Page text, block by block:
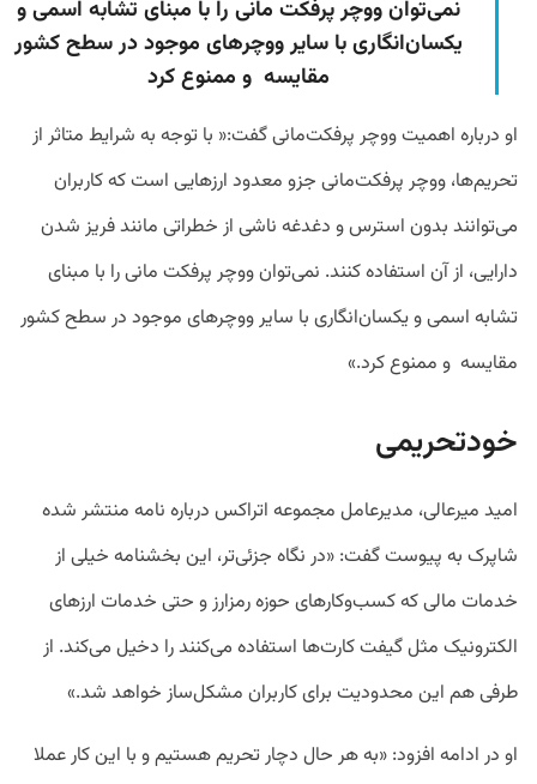
نمی‌توان ووچر پرفکت مانی را با مبنای تشابه اسمی و
یکسان‌انگاری با سایر ووچرهای موجود در سطح کشور
مقایسه و ممنوع کرد
او درباره اهمیت ووچر پرفکت‌مانی گفت:« با توجه به شرایط متاثر از
تحریم‌ها، ووچر پرفکت‌مانی جزو معدود ارزهایی است که کاربران
می‌توانند بدون استرس و دغدغه ناشی از خطراتی مانند فریز شدن
دارایی، از آن استفاده کنند. نمی‌توان ووچر پرفکت مانی را با مبنای
تشابه اسمی و یکسان‌انگاری با سایر ووچرهای موجود در سطح کشور
مقایسه و ممنوع کرد.»
خودتحریمی
امید میرعالی، مدیرعامل مجموعه اتراکس درباره نامه منتشر شده
شاپرک به پیوست گفت: «در نگاه جزئی‌تر، این بخشنامه خیلی از
خدمات مالی‌ که کسب‌وکارهای حوزه رمزارز و حتی خدمات ارزهای
الکترونیک مثل گیفت کارت‌ها استفاده می‌کنند را دخیل می‌کند. از
طرفی هم این محدودیت برای کاربران مشکل‌ساز خواهد شد.»
او در ادامه افزود: «به هر حال دچار تحریم هستیم و با این کار عملا